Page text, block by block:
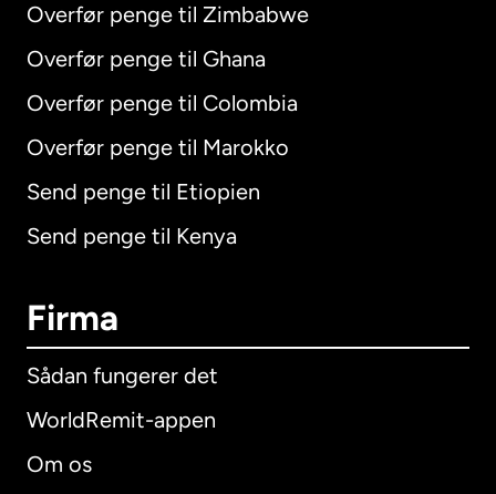
Overfør penge til Zimbabwe
Overfør penge til Ghana
Overfør penge til Colombia
Overfør penge til Marokko
Send penge til Etiopien
Send penge til Kenya
Firma
Sådan fungerer det
WorldRemit-appen
Om os